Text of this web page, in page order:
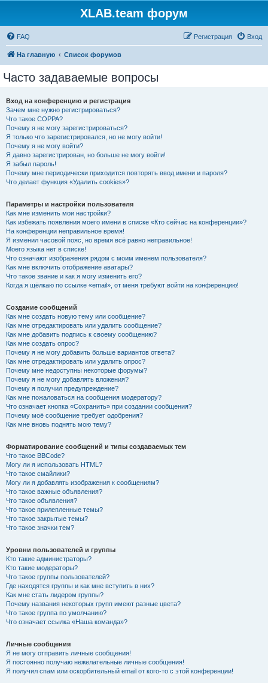
XLAB.team форум
FAQ Вход
Регистрация
На главную Список форумов
Часто задаваемые вопросы
Вход на конференцию и регистрация
Зачем мне нужно регистрироваться?
Что такое COPPA?
Почему я не могу зарегистрироваться?
Я только что зарегистрировался, но не могу войти!
Почему я не могу войти?
Я давно зарегистрирован, но больше не могу войти!
Я забыл пароль!
Почему мне периодически приходится повторять ввод имени и пароля?
Что делает функция «Удалить cookies»?
Параметры и настройки пользователя
Как мне изменить мои настройки?
Как избежать появления моего имени в списке «Кто сейчас на конференции»?
На конференции неправильное время!
Я изменил часовой пояс, но время всё равно неправильное!
Моего языка нет в списке!
Что означают изображения рядом с моим именем пользователя?
Как мне включить отображение аватары?
Что такое звание и как я могу изменить его?
Когда я щёлкаю по ссылке «email», от меня требуют войти на конференцию!
Создание сообщений
Как мне создать новую тему или сообщение?
Как мне отредактировать или удалить сообщение?
Как мне добавить подпись к своему сообщению?
Как мне создать опрос?
Почему я не могу добавить больше вариантов ответа?
Как мне отредактировать или удалить опрос?
Почему мне недоступны некоторые форумы?
Почему я не могу добавлять вложения?
Почему я получил предупреждение?
Как мне пожаловаться на сообщения модератору?
Что означает кнопка «Сохранить» при создании сообщения?
Почему моё сообщение требует одобрения?
Как мне вновь поднять мою тему?
Форматирование сообщений и типы создаваемых тем
Что такое BBCode?
Могу ли я использовать HTML?
Что такое смайлики?
Могу ли я добавлять изображения к сообщениям?
Что такое важные объявления?
Что такое объявления?
Что такое прилепленные темы?
Что такое закрытые темы?
Что такое значки тем?
Уровни пользователей и группы
Кто такие администраторы?
Кто такие модераторы?
Что такое группы пользователей?
Где находятся группы и как мне вступить в них?
Как мне стать лидером группы?
Почему названия некоторых групп имеют разные цвета?
Что такое группа по умолчанию?
Что означает ссылка «Наша команда»?
Личные сообщения
Я не могу отправить личные сообщения!
Я постоянно получаю нежелательные личные сообщения!
Я получил спам или оскорбительный email от кого-то с этой конференции!